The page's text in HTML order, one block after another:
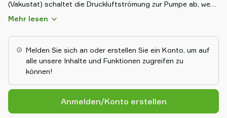
(Vakustat) schaltet die Druckluftströmung zur Pumpe ab, wenn
das voreingestellten Niveau erreicht ist und folglich ein nur
Mehr lesen
Melden Sie sich an oder erstellen Sie ein Konto, um auf
alle unsere Inhalte und Funktionen zugreifen zu
können!
Anmelden/Konto erstellen